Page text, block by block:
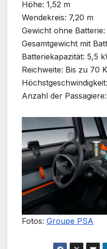
Höhe: 1,52 m
Wendekreis: 7,20 m
Gewicht ohne
Gesamtgewicht mit
Batteriekapazität: 5,5
Reichweite: Bis zu 70
Anzahl der
Fotos: Groupe PSA